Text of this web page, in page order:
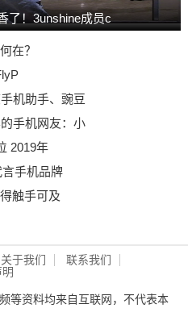
了！3unshine成员c
在？
机助手、豌豆
手机网友：小
2019年
手机品牌
触手可及
关于我们
联系我们
等资料均来自互联网，不代表本